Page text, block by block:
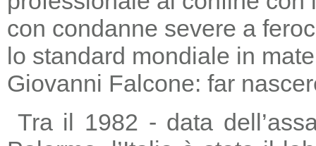
con condanne severe a
lo standard mondiale in
Giovanni Falcone: far
Tra il 1982 - data